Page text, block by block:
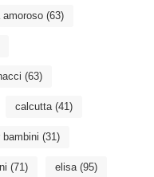
amoroso(63)
(63)
calcutta(41)
(31)
(71) elisa(95)